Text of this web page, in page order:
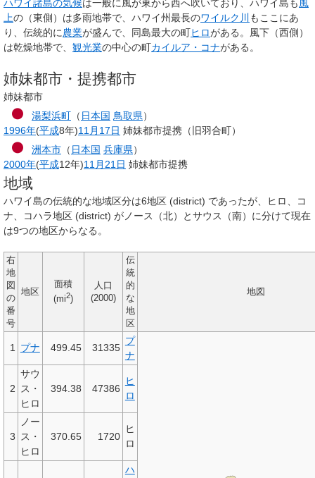
ハワイ諸島の気候は一般に風が東から西へ吹いており、ハワイ島も風
上の（東側）は多雨地帯で、ハワイ州最長のワイルク川 もここにあ
り、伝統的に農業が盛んで、同島最大の町ヒロがある。風下（西側）
は乾燥地帯で、 観光業の中心の町カイルア・コナがある。
姉妹都市・提携都市
姉妹都市
湯梨浜町 （ 日本国 鳥取県）
1996年(平成8年)11月17日 姉妹都市提携（旧羽合町）
洲本市 （ 日本国 兵庫県）
2000年(平成12年)11月21日 姉妹都市提携
地域
ハワイ島の伝統的な地域区分は6地区 (district) であったが、ヒロ、コ
ナ、コハラ地区 (district) がノース（北）とサウス（南）に分けて現在
は9つの地区からなる。
右
地
図
の
番
号
地区
面積
(mi2)
人口
(2000)
伝
統
的
な
地
区
地図
1 プナ 499.45 31335
プ
ナ
2
サウ
ス・
ヒロ
394.38 47386
ヒ
ロ
3
ノー
ス・
ヒロ
370.65 1720
ヒ
ロ
ハ